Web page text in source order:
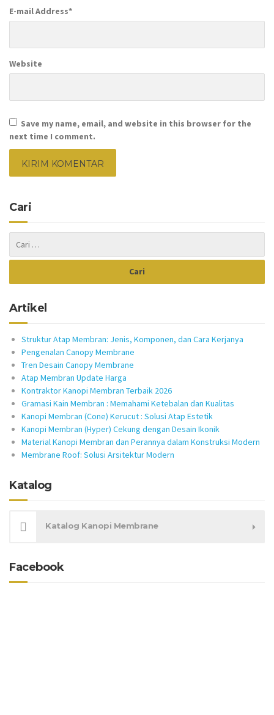
E-mail Address*
Website
Save my name, email, and website in this browser for the
next time I comment.
Cari
Artikel
Struktur Atap Membran: Jenis, Komponen, dan Cara Kerjanya
Pengenalan Canopy Membrane
Tren Desain Canopy Membrane
Atap Membran Update Harga
Kontraktor Kanopi Membran Terbaik 2026
Gramasi Kain Membran : Memahami Ketebalan dan Kualitas
Kanopi Membran (Cone) Kerucut : Solusi Atap Estetik
Kanopi Membran (Hyper) Cekung dengan Desain Ikonik
Material Kanopi Membran dan Perannya dalam Konstruksi Modern
Membrane Roof: Solusi Arsitektur Modern
Katalog
Katalog Kanopi Membrane
Facebook